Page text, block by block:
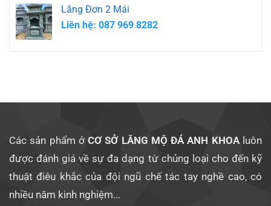
Lăng Đơn 2 Mái
Liên hệ: 087 969 8282
Các sản phẩm ởCƠ SỞ LĂNG MỘ ĐÁ ANH KHOAluôn
được đánh giá về sự đa dạng từ chủng loại cho đến kỹ
thuật điêu khắc của đội ngũ chế tác tay nghề cao, có
nhiều năm kinh nghiệm...